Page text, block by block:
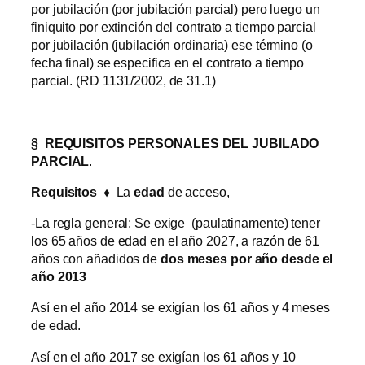
por jubilación (por jubilación parcial) pero luego un
finiquito por extinción del contrato a tiempo parcial
por jubilación (jubilación ordinaria) ese término (o
fecha final) se especifica en el contrato a tiempo
parcial. (RD 1131/2002, de 31.1)
§ REQUISITOS PERSONALES DEL JUBILADO
PARCIAL.
Requisitos ♦ Laedad de acceso,
-La regla general: Se exige (paulatinamente) tener
los 65 años de edad en el año 2027, a razón de 61
años con añadidos de dos meses por año desde el
año 2013
Así en el año 2014 se exigían los 61 años y 4 meses
de edad.
Así en el año 2017 se exigían los 61 años y 10